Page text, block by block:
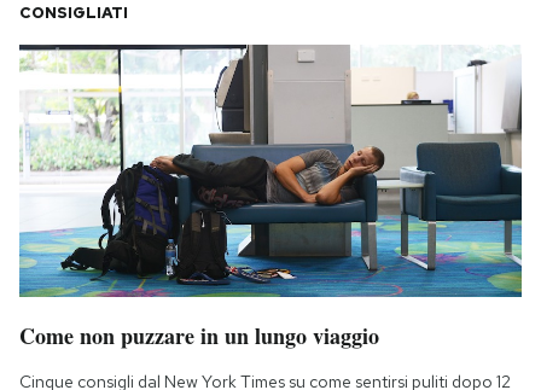
CONSIGLIATI
Come non puzzare in un lungo viaggio
Cinque consigli dal New York Times su come sentirsi puliti dopo 12